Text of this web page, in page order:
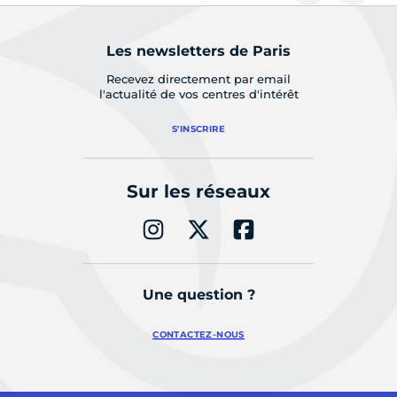
Les newsletters de Paris
Recevez directement par email
l'actualité de vos centres d'intérêt
S'INSCRIRE
Sur les réseaux
Une question ?
CONTACTEZ-NOUS